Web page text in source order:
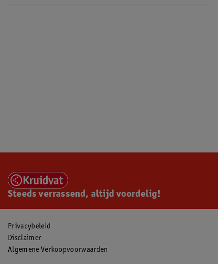
Steeds verrassend, altijd voordelig!
Privacybeleid
Disclaimer
Algemene Verkoopvoorwaarden